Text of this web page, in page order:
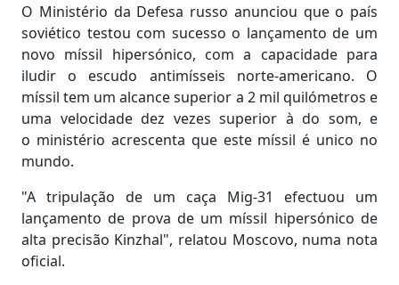
O Ministério da Defesa russo anunciou que o país
soviético testou com sucesso o lançamento de um
novo míssil hipersónico, com a capacidade para
iludir o escudo antimísseis norte-americano. O
míssil tem um alcance superior a 2 mil quilómetros e
uma velocidade dez vezes superior à do som, e
o ministério acrescenta que este míssil é unico no
mundo.
"A tripulação de um caça Mig-31 efectuou um
lançamento de prova de um míssil hipersónico de
alta precisão Kinzhal", relatou Moscovo, numa nota
oficial.